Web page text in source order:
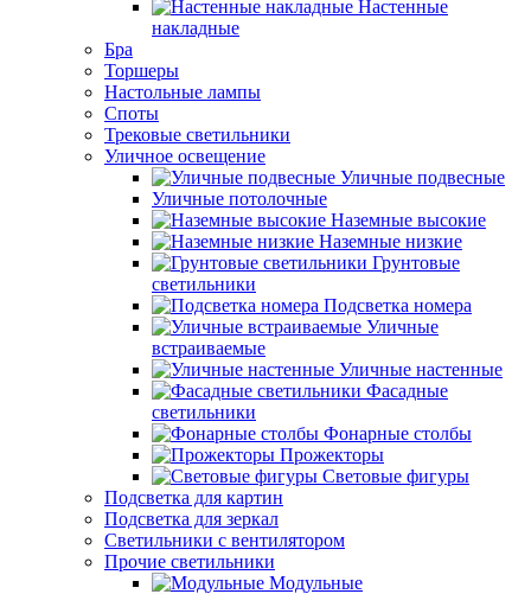
Настенные
накладные
Бра
Торшеры
Настольные лампы
Споты
Трековые светильники
Уличное освещение
Уличные подвесные
Уличные потолочные
Наземные высокие
Наземные низкие
Грунтовые
светильники
Подсветка номера
Уличные
встраиваемые
Уличные настенные
Фасадные
светильники
Фонарные столбы
Прожекторы
Световые фигуры
Подсветка для картин
Подсветка для зеркал
Светильники с вентилятором
Прочие светильники
Модульные